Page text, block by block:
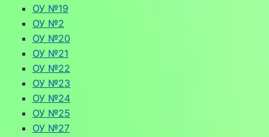
ОУ №19
ОУ №2
ОУ №20
ОУ №21
ОУ №22
ОУ №23
ОУ №24
ОУ №25
ОУ №27